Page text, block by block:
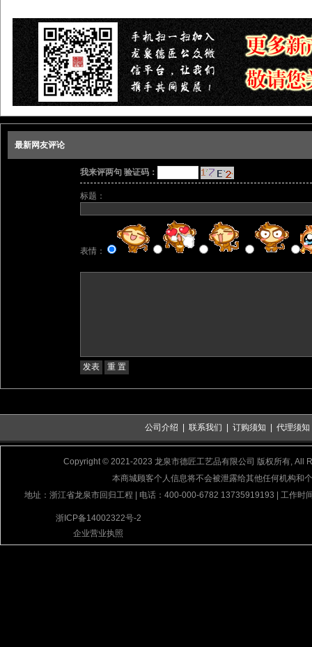
最新网友评论
我来评两句 验证码：
标题：
表情：
公司介绍 联系我们 订购须知 代理须知
Copyright © 2021-2023 龙泉市德匠工艺品有限公司 版权所有, All
本商城顾客个人信息将不会被泄露给其他任何机构和
地址：浙江省龙泉市回归工程 | 电话：400-000-6782 13735919193 | 工作时
浙ICP备14002322号-2
企业营业执照